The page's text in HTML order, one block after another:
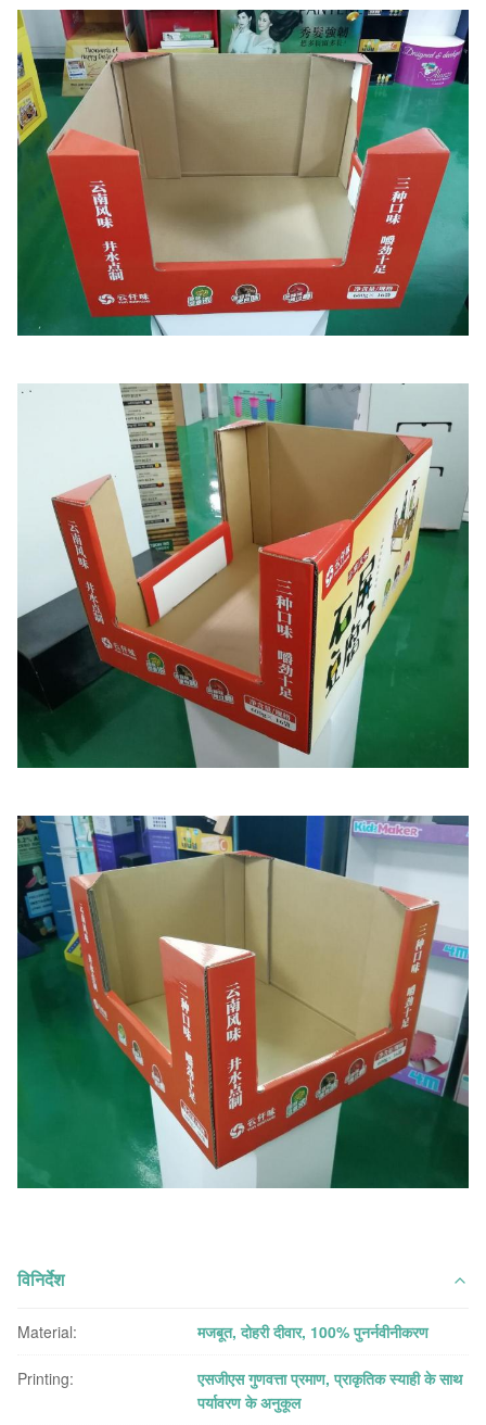
विनिर्देश
Material: मजबूत, दोहरी दीवार, 100% पुनर्नवीनीकरण
Printing:
एसजीएस गुणवत्ता प्रमाण, प्राकृतिक स्याही के साथ
पर्यावरण के अनुकूल